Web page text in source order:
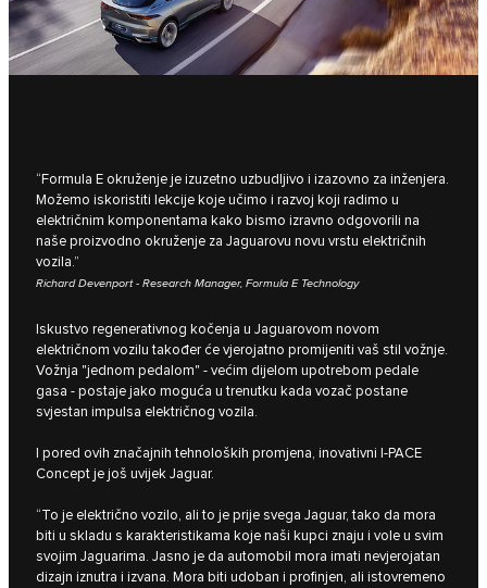
“Formula E okruženje je izuzetno uzbudljivo i izazovno za inženjera.
Možemo iskoristiti lekcije koje učimo i razvoj koji radimo u
električnim komponentama kako bismo izravno odgovorili na
naše proizvodno okruženje za Jaguarovu novu vrstu električnih
vozila.”
Richard Devenport - Research Manager, Formula E Technology
Iskustvo regenerativnog kočenja u Jaguarovom novom
električnom vozilu također će vjerojatno promijeniti vaš stil vožnje.
Vožnja "jednom pedalom" - većim dijelom upotrebom pedale
gasa - postaje jako moguća u trenutku kada vozač postane
svjestan impulsa električnog vozila.
I pored ovih značajnih tehnoloških promjena, inovativni I‑PACE
Concept je još uvijek Jaguar.
“To je električno vozilo, ali to je prije svega Jaguar, tako da mora
biti u skladu s karakteristikama koje naši kupci znaju i vole u svim
svojim Jaguarima. Jasno je da automobil mora imati nevjerojatan
dizajn iznutra i izvana. Mora biti udoban i profinjen, ali istovremeno